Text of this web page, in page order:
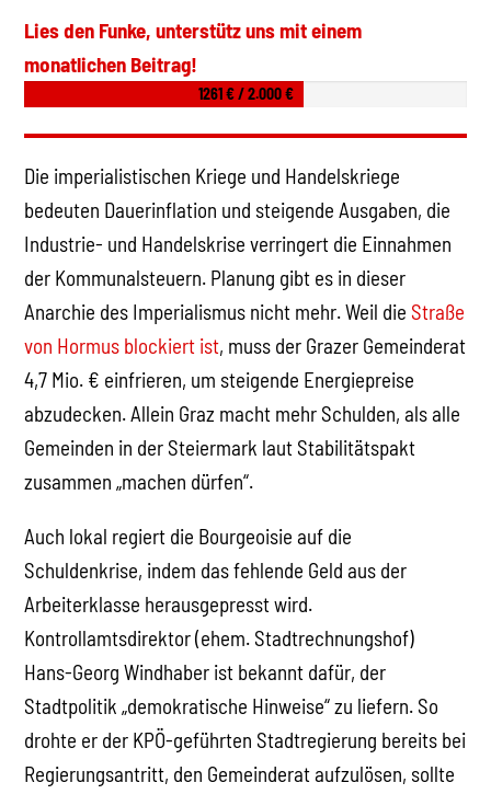
Lies den Funke, unterstütz uns mit einem
monatlichen Beitrag!
1261 € / 2.000 €
Die imperialistischen Kriege und Handelskriege
bedeuten Dauerinflation und steigende Ausgaben, die
Industrie- und Handelskrise verringert die Einnahmen
der Kommunalsteuern. Planung gibt es in dieser
Anarchie des Imperialismus nicht mehr. Weil dieStraße
von Hormus blockiert ist, muss der Grazer Gemeinderat
4,7 Mio. € einfrieren, um steigende Energiepreise
abzudecken. Allein Graz macht mehr Schulden, als alle
Gemeinden in der Steiermark laut Stabilitätspakt
zusammen „machen dürfen“.
Auch lokal regiert die Bourgeoisie auf die
Schuldenkrise, indem das fehlende Geld aus der
Arbeiterklasse herausgepresst wird.
Kontrollamtsdirektor (ehem. Stadtrechnungshof)
Hans-Georg Windhaber ist bekannt dafür, der
Stadtpolitik „demokratische Hinweise“ zu liefern. So
drohte er der KPÖ-geführten Stadtregierung bereits bei
Regierungsantritt, den Gemeinderat aufzulösen, sollte